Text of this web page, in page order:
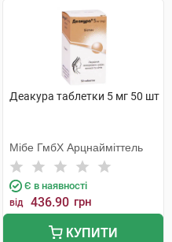
Деакура таблетки 5 мг 50 шт
Мібе ГмбХ Арцнайміттель
Є в наявності
від 436.90 грн
КУПИТИ